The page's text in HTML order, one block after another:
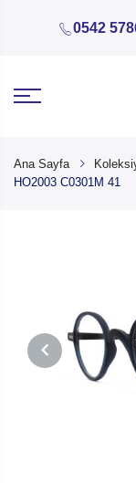
0542
Ana Sayfa
HO2003 C0301M 41
PREVIOUS